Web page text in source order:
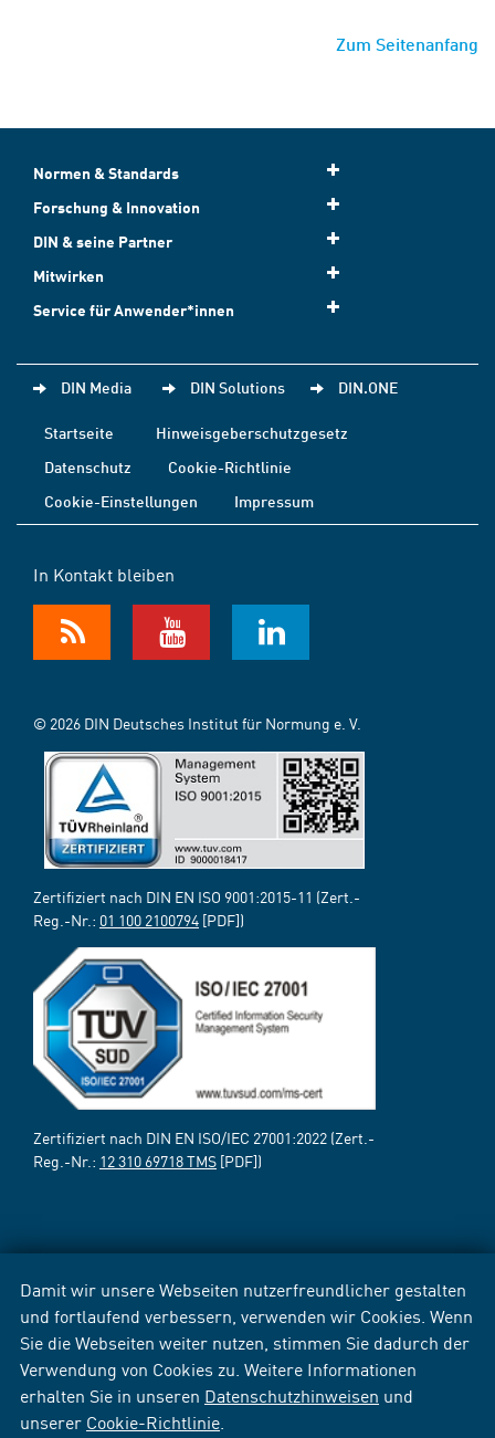
Damit wir unsere Webseiten nutzerfreundlicher gestalten
und fortlaufend verbessern, verwenden wir Cookies. Wenn
Sie die Webseiten weiter nutzen, stimmen Sie dadurch der
Verwendung von Cookies zu. Weitere Informationen
erhalten Sie in unseren Datenschutzhinweisen und
unserer Cookie-Richtlinie
Zum Seitenanfang
Normen & Standards
Forschung & Innovation
DIN & seine Partner
Mitwirken
Service für Anwender*innen
DIN Media DIN Solutions DIN.ONE
Startseite
Hinweisgeberschutzgesetz
Datenschutz
Cookie-Richtlinie
Cookie-Einstellungen
Impressum
In Kontakt bleiben
© 2026 DIN Deutsches Institut für Normung e. V.
Zertifiziert nach DIN EN ISO 9001:2015-11 (Zert.-
Reg.-Nr.: 01 100 2100794 [PDF])
Zertifiziert nach DIN EN ISO/IEC 27001:2022 (Zert.-
Reg.-Nr.: 12 310 69718 TMS [PDF])